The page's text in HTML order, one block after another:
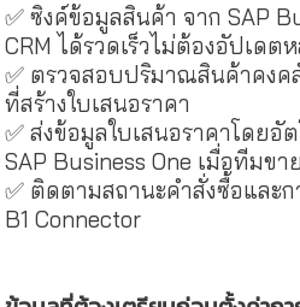
✅ ซิงค์ข้อมูลสินค้า จาก SAP
CRM ได้รวดเร็วไม่ต้องอัปเด
✅ ตรวจสอบปริมาณสินค้าคงค
ที่สร้างใบเสนอราคา
✅ ส่งข้อมูลใบเสนอราคาโดยอั
SAP Business One เมื่อทีมข
✅ ติดตามสถานะคำสั่งซื้อและ
B1 Connector